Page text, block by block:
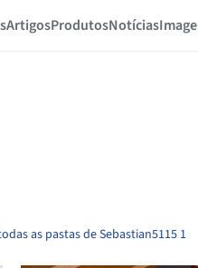
ArtigosProdutosNotícias
as pastas de Sebastian5115 1